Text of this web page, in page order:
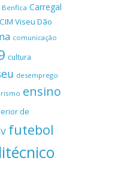
Benfica Carregal
CIM Viseu Dão
comunicação
cultura
desemprego
ensino
de
futebol